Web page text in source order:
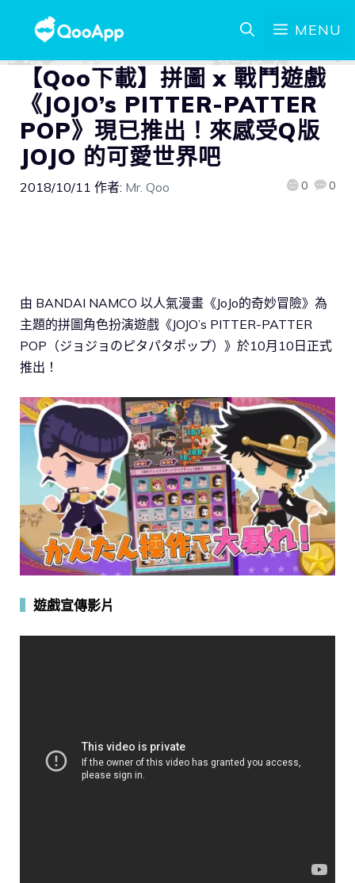
MENU
【Qoo下載】拼圖 x 戰鬥遊戲
《JOJO’s PITTER-PATTER
POP》現已推出！來感受Q版
JOJO 的可愛世界吧
2018/10/11 作者: Mr. Qoo 0 0
由 BANDAI NAMCO 以人氣漫畫《JoJo的奇妙冒險》為
主題的拼圖角色扮演遊戲《JOJO’s PITTER-PATTER
POP（ジョジョのピタパタポップ）》於10月10日正式
推出！
遊戲宣傳影片